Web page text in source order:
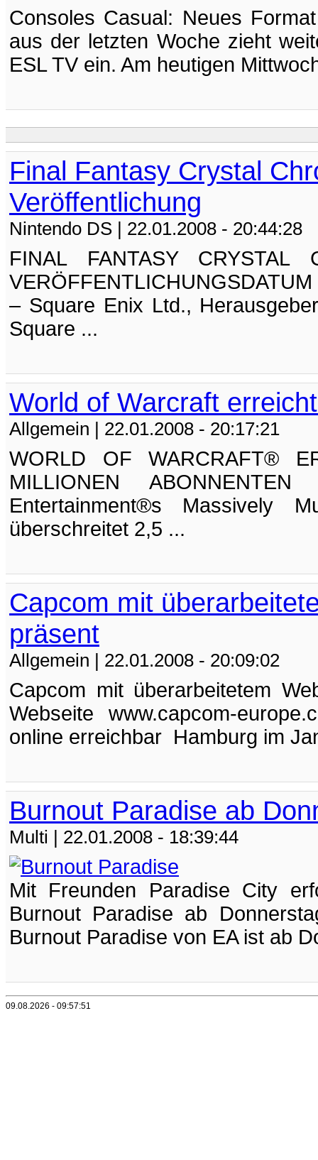
Consoles Casual: Neues
aus der letzten Woche zieht
ESL TV ein. Am heutigen
Final Fantasy Crystal
Veröffentlichung
Nintendo DS | 22.01.2008 - 20:44:28
FINAL FANTASY
– Square Enix Ltd.,
Square ...
World of Warcraft
Allgemein | 22.01.2008 - 20:17:21
WORLD OF WARCRAFT®
MILLIONEN
Entertainment®s Massively
überschreitet 2,5 ...
Capcom mit
präsent
Allgemein | 22.01.2008 - 20:09:02
Capcom mit überarbeitetem
Webseite www.capcom-
online erreichbar Hamburg im
Burnout Paradise ab
Multi | 22.01.2008 - 18:39:44
Mit Freunden Paradise City
Burnout Paradise ab
Burnout Paradise von EA ist ab
09.08.2026 - 09:57:51